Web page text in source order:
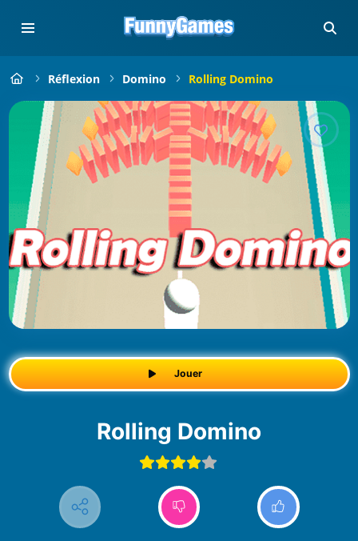
Réflexion Domino Rolling Domino
Jouer
Rolling Domino